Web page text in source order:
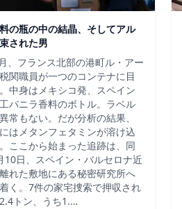
の瓶の中の結晶、そしてアル
された男
、フランス北部の港町ル・アー
関職員が一つのコンテナに目
中身はメキシコ発、スペイン
バニラ香料のボトル。ラベル
常もない。だが分析の結果、
はメタンフェタミンが溶け込
ここから始まった追跡は、同
10日、スペイン・バルセロナ近
れた敷地にある秘密研究所へ
く。7件の家宅捜索で押収され
トン、うち1.…